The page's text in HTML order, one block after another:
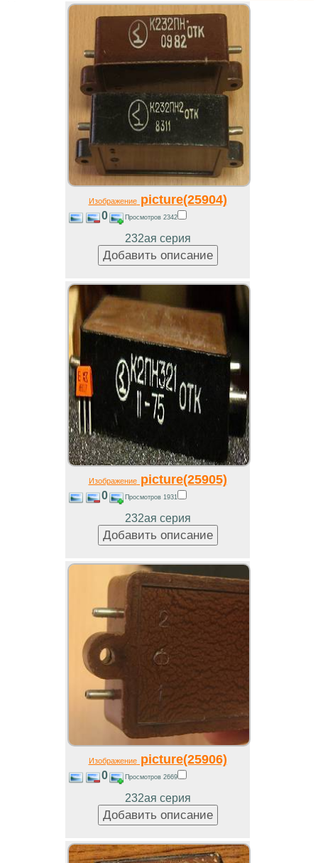
Изображениеpicture(25904)
0 Просмотров 2342
232ая серия
Изображениеpicture(25905)
0 Просмотров 1931
232ая серия
Изображениеpicture(25906)
0 Просмотров 2669
232ая серия